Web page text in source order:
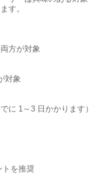
す。
方が対象
対象
に 1～3 日かかります）
トを推奨